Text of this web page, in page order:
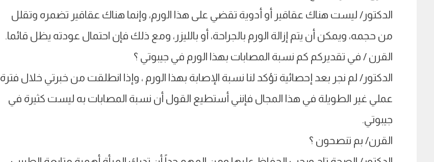
الدكتور/ ليست هناك عقاقير أو أدوية تقضي على هذا الورم، وإنما هناك عقاقير تضمره وتقلل
من حجمه، ويمكن أن يتم إزالة الورم بالجراحة، أو بالليزر، ومع ذلك فإن احتمال عودته يظل قائما.
القرن / في تقديركم كم نسبة المصابات بهذا الورم في جيبوتي ؟
الدكتور/ لم نجر بعد إحصائية تؤكد لنا نسبة الإصابة بهذا الورم ، وإذا انطلقت من خبرتي خلال فترة
عملي غير الطويلة في هذا المجال فإنني أستطيع القول أن نسبة المصابات به ليست كثيرة في
جيبوتي.
القرن/ بم تنصحون ؟